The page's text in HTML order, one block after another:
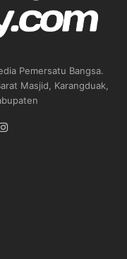
Pemersatu Bangsa.
Masjid, Karangduak,